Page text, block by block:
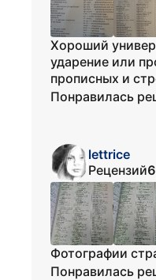
Хороший
ударение или
прописных и
Понравилась
lettrice
Рецензий
Фотографии
Понравилась